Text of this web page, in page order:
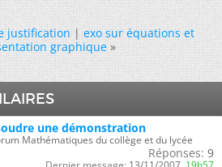
justification|exo sur équations et
graphique »
une démonstration
Mathématiques du collège et du lycée
Réponses: 9